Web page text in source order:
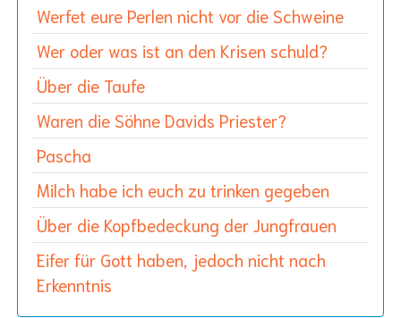
Werfet eure Perlen nicht vor die Schweine
Wer oder was ist an den Krisen schuld?
Über die Taufe
Waren die Söhne Davids Priester?
Pascha
Milch habe ich euch zu trinken gegeben
Über die Kopfbedeckung der Jungfrauen
Eifer für Gott haben, jedoch nicht nach
Erkenntnis